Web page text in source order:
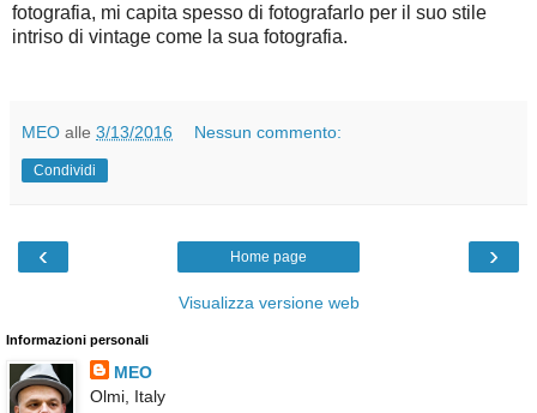
fotografia, mi capita spesso di fotografarlo per il suo stile
intriso di vintage come la sua fotografia.
MEO alle 3/13/2016 Nessun commento:
Condividi
‹ ›
Home page
Visualizza versione web
Informazioni personali
MEO
Olmi, Italy